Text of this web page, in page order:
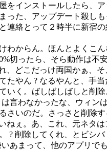
をインストールしたら、ア
った、アップデート殺しも
連絡とって２時半に新宿の
わからん。ほんとよくこん
切ったら、そら動作は不
、どこだっけ両国かぁ、そ
たやん ? なるやんと、手当
いく。ばしばしばしと削除
言わなかったな、ウィン
さいのだ。さっさと削除す
ねぇ。あ、これ、元ネタは
? 削除してくれ、とビシバ
あまって、他のアプリで